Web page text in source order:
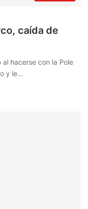
caída de
hacerse con la Pole
y le…